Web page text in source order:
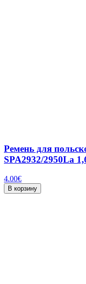
Ремень для
SPA2932/2950La
4.00€
В корзину